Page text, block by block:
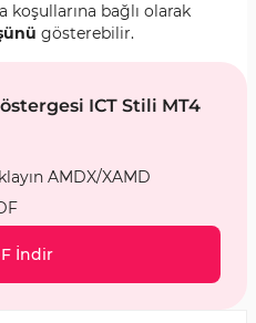
koşullarına bağlı olarak
gösterebilir.
ICT Stili MT4
AMDX/XAMD
İndir